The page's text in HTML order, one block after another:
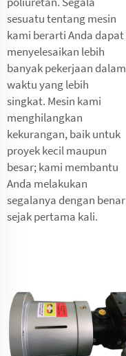
sesuatu tentang mesin
kami berarti Anda dapat
menyelesaikan lebih
banyak pekerjaan dalam
waktu yang lebih
singkat. Mesin kami
menghilangkan
kekurangan, baik untuk
proyek kecil maupun
besar; kami membantu
Anda melakukan
segalanya dengan benar
sejak pertama kali.